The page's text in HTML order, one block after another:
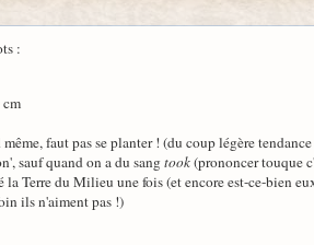
:
faut pas se planter ! (du coup légère
sauf quand on a du sangtook(prononcer touque
Terre du Milieu une fois (et encore est-ce-bien
ils n'aiment pas !)